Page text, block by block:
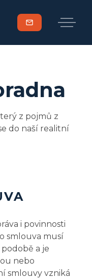
mail
z pojmů z
do naší realitní
i povinnosti
smlouva musí
a je
nebo
smlouvy vzniká